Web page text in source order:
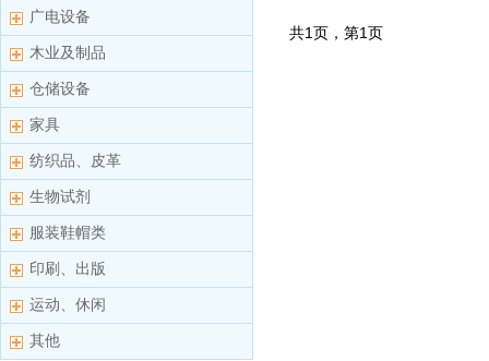
广电设备
木业及制品
仓储设备
家具
纺织品、皮革
生物试剂
服装鞋帽类
印刷、出版
运动、休闲
其他
共1页，第1页